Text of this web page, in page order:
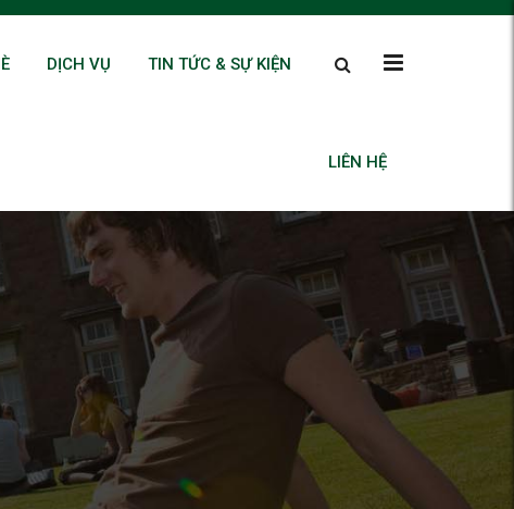
DỊCH VỤ TIN TỨC & SỰ KIỆN
LIÊN HỆ